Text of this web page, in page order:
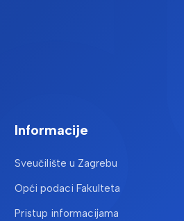
Informacije
Sveučilište u Zagrebu
Opći podaci Fakulteta
Pristup informacijama